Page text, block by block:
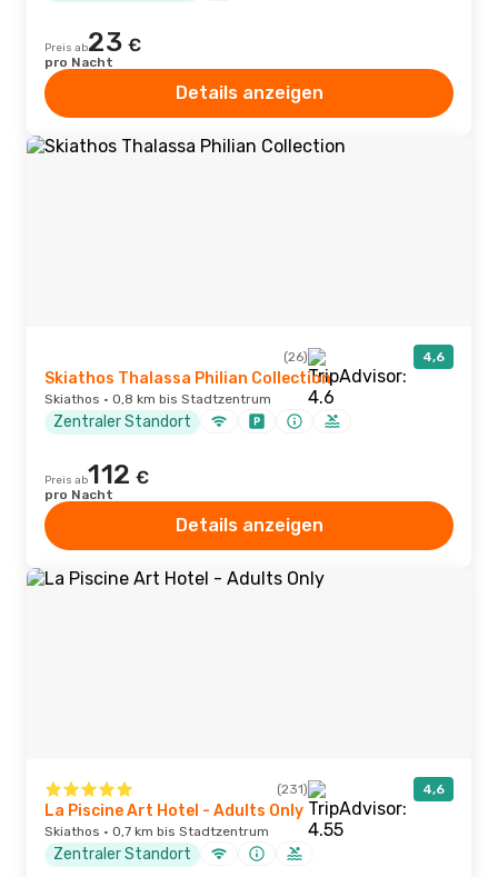
Preis ab23 €
pro Nacht
Details anzeigen
(26) 4,6
Skiathos Thalassa Philian Collection
Skiathos · 0,8 km bis Stadtzentrum
Zentraler Standort
Preis ab112 €
pro Nacht
Details anzeigen
(231) 4,6
La Piscine Art Hotel - Adults Only
Skiathos · 0,7 km bis Stadtzentrum
Zentraler Standort